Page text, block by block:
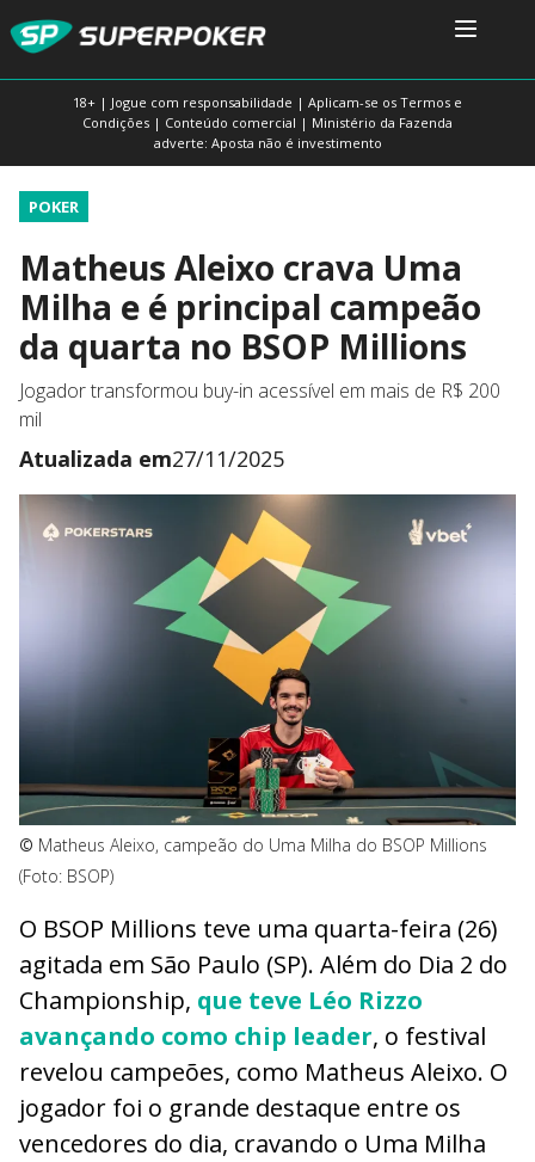
18+ | Jogue com responsabilidade | Aplicam-se os Termos e
Condições | Conteúdo comercial | Ministério da Fazenda
adverte: Aposta não é investimento
POKER
Matheus Aleixo crava Uma
Milha e é principal campeão
da quarta no BSOP Millions
Jogador transformou buy-in acessível em mais de R$ 200
mil
Atualizada em27/11/2025
© Matheus Aleixo, campeão do Uma Milha do BSOP Millions
(Foto: BSOP)
O BSOP Millions teve uma quarta-feira (26)
agitada em São Paulo (SP). Além do Dia 2 do
Championship, que teve Léo Rizzo
avançando como chip leader, o festival
revelou campeões, como Matheus Aleixo. O
jogador foi o grande destaque entre os
vencedores do dia, cravando o Uma Milha